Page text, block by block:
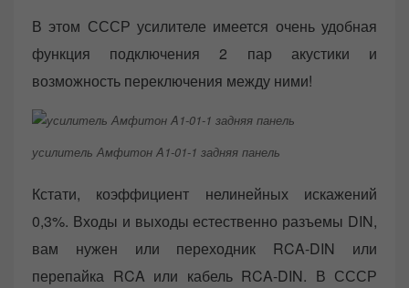
В этом СССР усилителе имеется очень удобная
функция подключения 2 пар акустики и
возможность переключения между ними!
усилитель Амфитон A1-01-1 задняя панель
Кстати, коэффициент нелинейных искажений
0,3%. Входы и выходы естественно разъемы DIN,
вам нужен или переходник RCA-DIN или
перепайка RCA или кабель RCA-DIN. В СССР